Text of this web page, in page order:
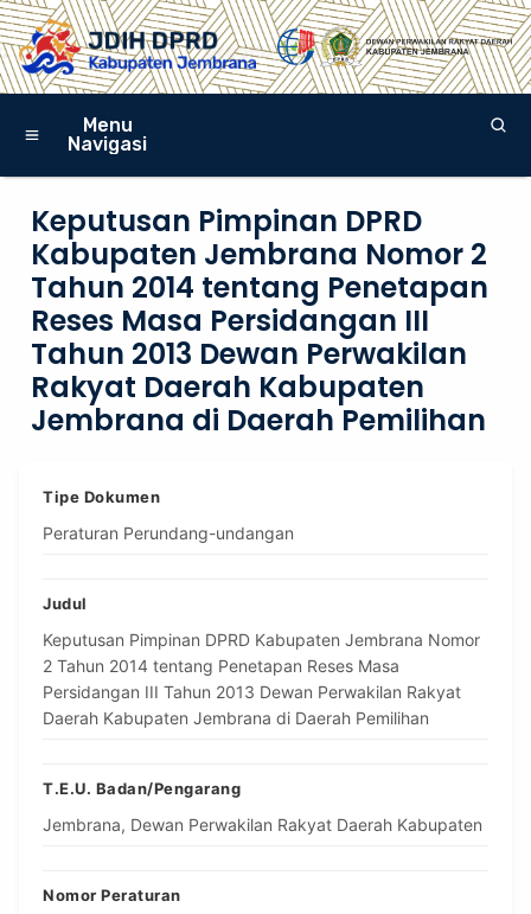
Menu
Navigasi
Keputusan Pimpinan DPRD
Kabupaten Jembrana Nomor 2
Tahun 2014 tentang Penetapan
Reses Masa Persidangan III
Tahun 2013 Dewan Perwakilan
Rakyat Daerah Kabupaten
Jembrana di Daerah Pemilihan
Tipe Dokumen
Peraturan Perundang-undangan
Judul
Keputusan Pimpinan DPRD Kabupaten Jembrana Nomor
2 Tahun 2014 tentang Penetapan Reses Masa
Persidangan III Tahun 2013 Dewan Perwakilan Rakyat
Daerah Kabupaten Jembrana di Daerah Pemilihan
T.E.U. Badan/Pengarang
Jembrana, Dewan Perwakilan Rakyat Daerah Kabupaten
Nomor Peraturan